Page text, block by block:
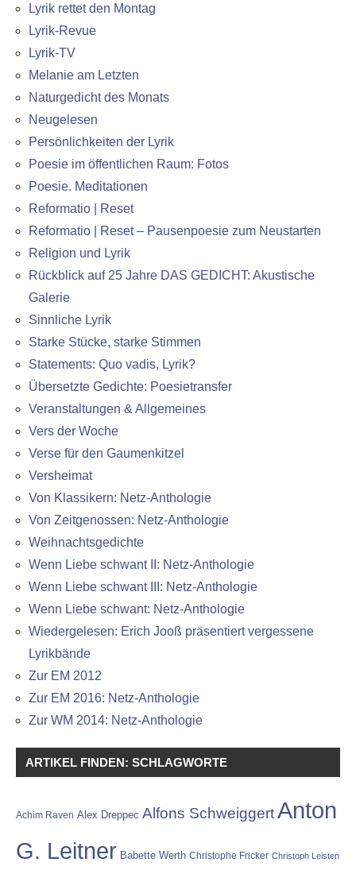
Lyrik rettet den Montag
Lyrik-Revue
Lyrik-TV
Melanie am Letzten
Naturgedicht des Monats
Neugelesen
Persönlichkeiten der Lyrik
Poesie im öffentlichen Raum: Fotos
Poesie. Meditationen
Reformatio | Reset
Reformatio | Reset – Pausenpoesie zum Neustarten
Religion und Lyrik
Rückblick auf 25 Jahre DAS GEDICHT: Akustische
Galerie
Sinnliche Lyrik
Starke Stücke, starke Stimmen
Statements: Quo vadis, Lyrik?
Übersetzte Gedichte: Poesietransfer
Veranstaltungen & Allgemeines
Vers der Woche
Verse für den Gaumenkitzel
Versheimat
Von Klassikern: Netz-Anthologie
Von Zeitgenossen: Netz-Anthologie
Weihnachtsgedichte
Wenn Liebe schwant II: Netz-Anthologie
Wenn Liebe schwant III: Netz-Anthologie
Wenn Liebe schwant: Netz-Anthologie
Wiedergelesen: Erich Jooß präsentiert vergessene
Lyrikbände
Zur EM 2012
Zur EM 2016: Netz-Anthologie
Zur WM 2014: Netz-Anthologie
ARTIKEL FINDEN: SCHLAGWORTE
Achim Raven Alex Dreppec Alfons SchweiggertAnton
G. Leitner Babette Werth Christophe Fricker Christoph Leisten